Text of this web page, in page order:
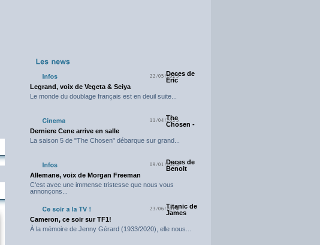
22/05/2025Deces de
Eric
Legrand, voix de Vegeta & Seiya
Le monde du doublage français est en deuil suite...
11/04/2025
The
Chosen -
Derniere Cene arrive en salle
La saison 5 de "The Chosen" débarque sur grand...
09/01/2025Deces de
Benoit
Allemane, voix de Morgan Freeman
C'est avec une immense tristesse que nous vous
annonçons...
23/06/2024Titanic de
James
Cameron, ce soir sur TF1!
À la mémoire de Jenny Gérard (1933/2020), elle nous...